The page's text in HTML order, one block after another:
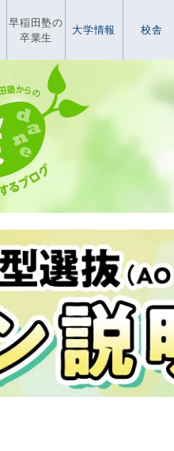
早稲田塾の
卒業生
大学情報 校舎